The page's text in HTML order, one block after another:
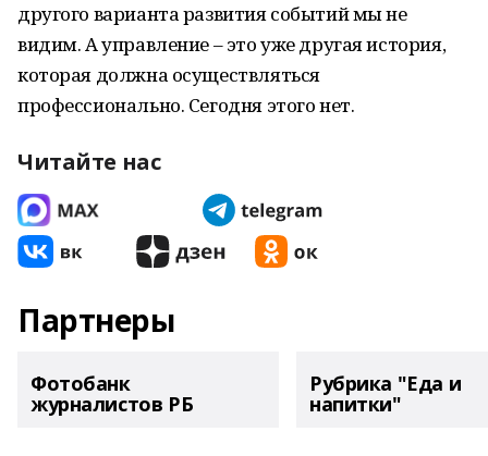
другого варианта развития событий мы не
видим. А управление – это уже другая история,
которая должна осуществляться
профессионально. Сегодня этого нет.
Читайте нас
Партнеры
Фотобанк
журналистов РБ
Рубрика "Еда и
напитки"